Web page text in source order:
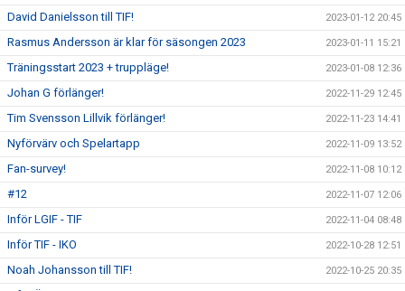
David Danielsson till TIF! 2023-01-12 20:45
Rasmus Andersson är klar för säsongen 2023 2023-01-11 15:21
Träningsstart 2023 + truppläge! 2023-01-08 12:36
Johan G förlänger! 2022-11-29 12:45
Tim Svensson Lillvik förlänger! 2022-11-23 14:41
Nyförvärv och Spelartapp 2022-11-09 13:52
Fan-survey! 2022-11-08 10:12
#12 2022-11-07 12:06
Inför LGIF - TIF 2022-11-04 08:48
Inför TIF - IKO 2022-10-28 12:51
Noah Johansson till TIF! 2022-10-25 20:35